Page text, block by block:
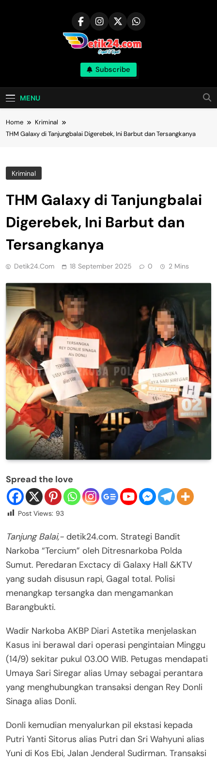
Subscribe
MENU
Home
Kriminal
THM Galaxy di Tanjungbalai Digerebek, Ini Barbut dan Tersangkanya
Kriminal
THM Galaxy di Tanjungbalai
Digerebek, Ini Barbut dan
Tersangkanya
Detik24.com 18 September 2025 0 2 Mins
Spread the love
Post Views: 93
Tanjung Balai,- detik24.com. Strategi Bandit
Narkoba “Tercium” oleh Ditresnarkoba Polda
Sumut. Peredaran Exctacy di Galaxy Hall &KTV
yang sudah disusun rapi, Gagal total. Polisi
menangkap tersangka dan mengamankan
Barangbukti.
Wadir Narkoba AKBP Diari Astetika menjelaskan
Kasus ini berawal dari operasi pengintaian Minggu
(14/9) sekitar pukul 03.00 WIB. Petugas mendapati
Umaya Sari Siregar alias Umay sebagai perantara
yang menghubungkan transaksi dengan Rey Donli
Sinaga alias Donli.
Donli kemudian menyalurkan pil ekstasi kepada
Putri Yanti Sitorus alias Putri dan Sri Wahyuni alias
Yuni di Kos Ebi, Jalan Jenderal Sudirman. Transaksi